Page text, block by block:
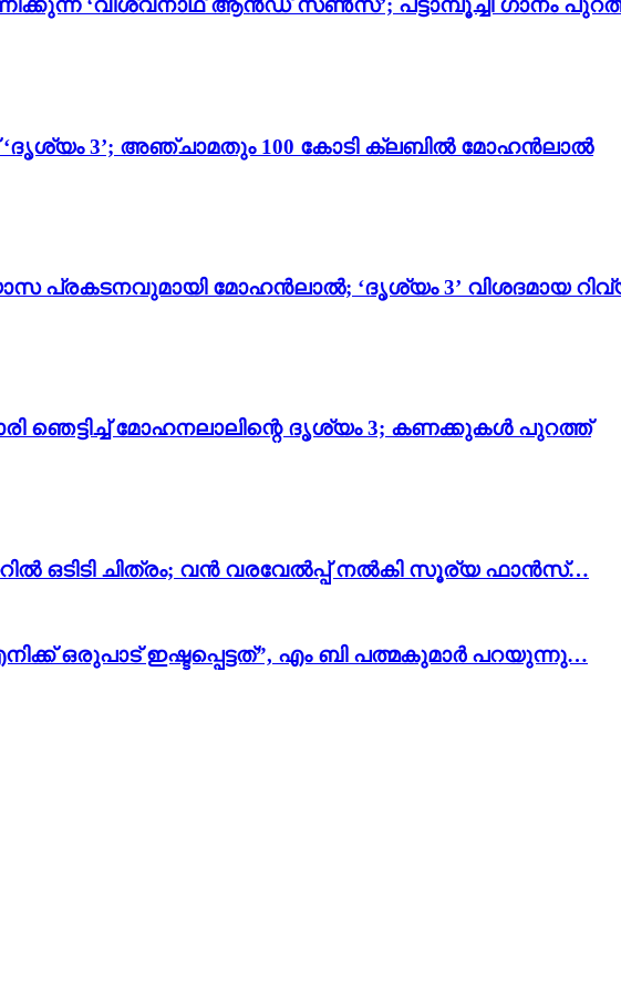
‘വിശ്വനാഥ് ആൻഡ് സൺസ്’; പട്ടാമ്പൂച്ചി ഗാനം
‘ദൃശ്യം 3’; അഞ്ചാമതും 100 കോടി ക്ലബിൽ മോഹൻലാൽ
പ്രകടനവുമായി മോഹൻലാൽ; ‘ദൃശ്യം 3’ വിശദമായ
ഞെട്ടിച്ച് മോഹനലാലിന്റെ ദൃശ്യം 3; കണക്കുകൾ പുറത്ത്
ഒടിടി ചിത്രം; വൻ വരവേൽപ്പ് നൽകി സൂര്യ ഫാൻസ്…
ഒരുപാട് ഇഷ്ടപ്പെട്ടത്”, എം ബി പത്മകുമാർ പറയുന്നു…